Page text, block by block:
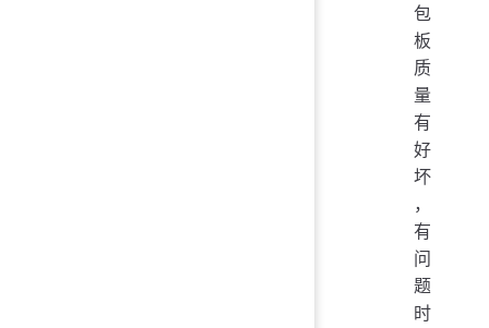
包
板
质
量
有
好
坏
，
有
问
题
时